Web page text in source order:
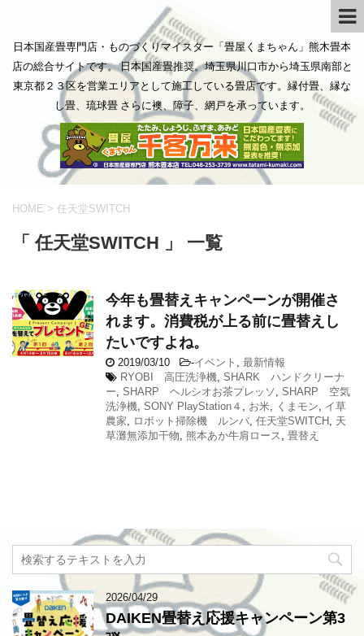
日本国産畳専門店・ものづくりマイスター「畳屋くまちゃん」熊木畳本
店の総合サイトです。 日本国産畳推奨。埼玉県川口市から埼玉県南部と
東京都２３区を営業エリアとして施工している畳店です。縁付畳、縁な
し畳、琉球畳 さらに襖、障子、網戸を承っています。
HOME > 任天堂SWITCH
「 任天堂SWITCH 」 一覧
今年も畳替えキャンペーンが開催さ
れます。消費税が上る前に畳替えし
たいですよね。
2019/03/10 -イベント
最新情報
RYOBI 高圧洗浄機 SHARK ハンドクリーナ
ー SHARP ヘルシオお茶プレッソ
SHARP 空気
洗浄機 SONY PlayStation４ お米 くまモン
イ草
農家
ロボット掃除機 ルンバ 任天堂SWITCH 天
草灘無添加干物
熊本あか牛肩ロース 畳替え
2026/04/29
DAIKEN畳替え応援キャンペーン第3